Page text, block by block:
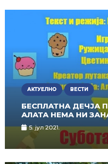
АКТУЕЛНО ВЕСТИ
БЕСПЛАТНА ДЕЧЈА
АЛАТА НЕМА НИ
5. јул 2021.